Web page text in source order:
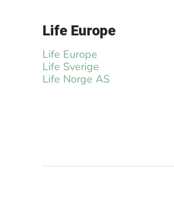
Life Europe
Life Europe
Life Sverige
Life Norge AS